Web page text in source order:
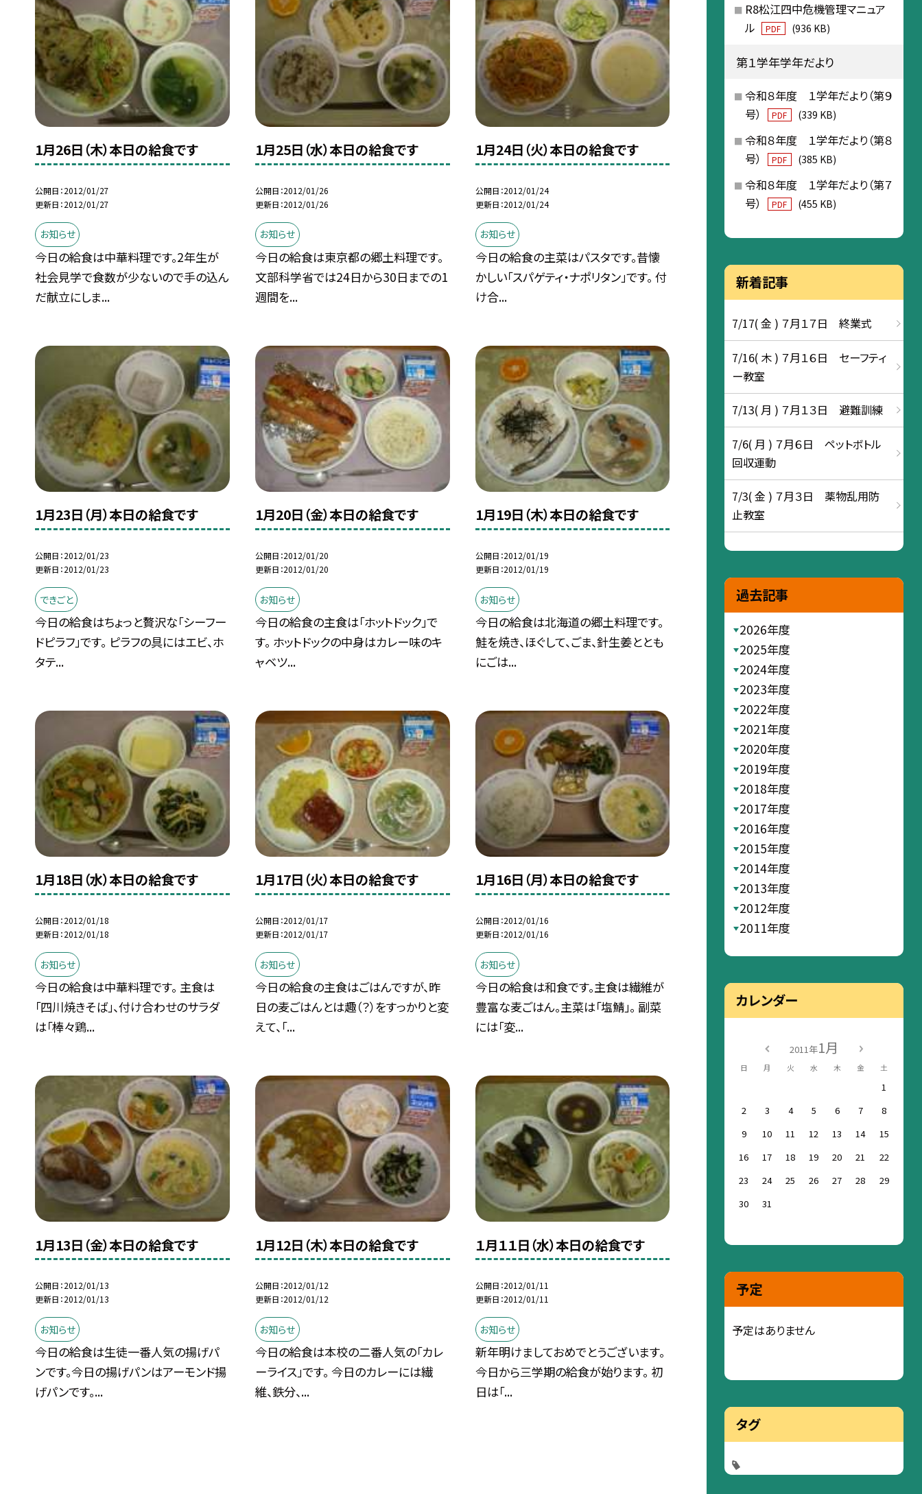
1月26日（木）本日の給食です
公開日 2012/01/27
更新日 2012/01/27
お知らせ
今日の給食は中華料理です。2年生が
社会見学で食数が少ないので手の込ん
だ献立にしま...
1月25日（水）本日の給食です
公開日 2012/01/26
更新日 2012/01/26
お知らせ
今日の給食は東京都の郷土料理です。
文部科学省では24日から30日までの1
週間を...
1月24日（火）本日の給食です
公開日 2012/01/24
更新日 2012/01/24
お知らせ
今日の給食の主菜はパスタです。昔懐
かしい「スパゲティ・ナポリタン」です。 付
け合...
1月23日（月）本日の給食です
公開日 2012/01/23
更新日 2012/01/23
できごと
今日の給食はちょっと贅沢な「シーフー
ドピラフ」です。 ピラフの具にはエビ、ホ
タテ...
1月20日（金）本日の給食です
公開日 2012/01/20
更新日 2012/01/20
お知らせ
今日の給食の主食は「ホットドック」で
す。 ホットドックの中身はカレー味のキ
ャベツ...
1月19日（木）本日の給食です
公開日 2012/01/19
更新日 2012/01/19
お知らせ
今日の給食は北海道の郷土料理です。
鮭を焼き、ほぐして、ごま、針生姜ととも
にごは...
1月18日（水）本日の給食です
公開日 2012/01/18
更新日 2012/01/18
お知らせ
今日の給食は中華料理です。 主食は
「四川焼きそば」、付け合わせのサラダ
は「棒々鶏...
1月17日（火）本日の給食です
公開日 2012/01/17
更新日 2012/01/17
お知らせ
今日の給食の主食はごはんですが、昨
日の麦ごはんとは趣（？）をすっかりと変
えて、「...
1月16日（月）本日の給食です
公開日 2012/01/16
更新日 2012/01/16
お知らせ
今日の給食は和食です。主食は繊維が
豊富な麦ごはん。主菜は「塩鯖」。 副菜
には「変...
1月13日（金）本日の給食です
公開日 2012/01/13
更新日 2012/01/13
お知らせ
今日の給食は生徒一番人気の揚げパ
ンです。今日の揚げパンはアーモンド揚
げパンです。...
1月12日（木）本日の給食です
公開日 2012/01/12
更新日 2012/01/12
お知らせ
今日の給食は本校の二番人気の「カレ
ーライス」です。 今日のカレーには繊
維、鉄分、...
１月１１日（水）本日の給食です
公開日 2012/01/11
更新日 2012/01/11
お知らせ
新年明けましておめでとうございます。
今日から三学期の給食が始ります。 初
日は「...
R8松江四中危機管理マニュア
ル
PDF (936 KB)
第１学年学年だより
令和８年度 １学年だより（第９
号）
PDF (339 KB)
令和８年度 １学年だより（第８
号）
PDF (385 KB)
令和８年度 １学年だより（第７
号）
PDF (455 KB)
新着記事
7/17( 金 ) ７月１７日 終業式
7/16( 木 ) ７月１６日 セーフティ
ー教室
7/13( 月 ) ７月１３日 避難訓練
7/6( 月 ) ７月６日 ペットボトル
回収運動
7/3( 金 ) ７月３日 薬物乱用防
止教室
過去記事
2026年度
2025年度
2024年度
2023年度
2022年度
2021年度
2020年度
2019年度
2018年度
2017年度
2016年度
2015年度
2014年度
2013年度
2012年度
2011年度
カレンダー
2011年1月
日 月 火 水 木 金 土
1
2
3 4 5 6 7
8
9
10 11 12 13 14
15
16
17 18 19 20 21
22
23
24 25 26 27 28
29
30
31
予定
予定はありません
タグ